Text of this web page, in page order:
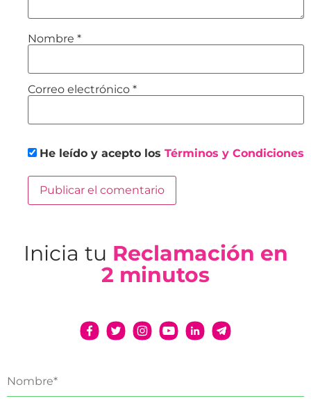
Nombre *
Correo electrónico *
He leído y acepto los Términos y Condiciones
Inicia tu Reclamación en
2 minutos